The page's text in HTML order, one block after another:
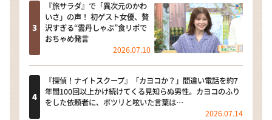
『旅サラダ』で「異次元のかわ
いさ」の声！ 初ゲスト女優、贅
沢すぎる“雲丹しゃぶ”食リポで
おちゃめ発言
2026.07.10
『探偵！ナイトスクープ』「カヨコか？」間違い電話を約7
年間100回以上かけ続けてくる見知らぬ男性。カヨコのふり
をした依頼者に、ポツリと呟いた言葉は…
2026.07.14